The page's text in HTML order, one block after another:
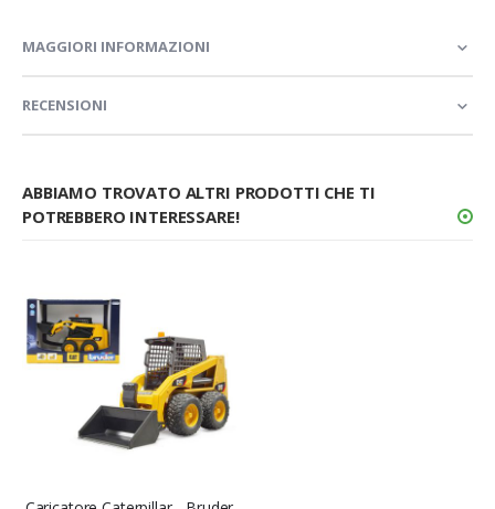
MAGGIORI INFORMAZIONI
RECENSIONI
ABBIAMO TROVATO ALTRI PRODOTTI CHE TI
POTREBBERO INTERESSARE!